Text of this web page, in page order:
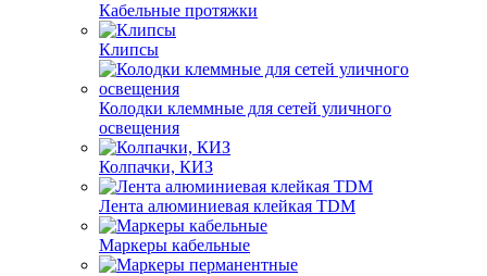
Кабельные протяжки
Клипсы
Колодки клеммные для сетей уличного
освещения
Колпачки, КИЗ
Лента алюминиевая клейкая TDM
Маркеры кабельные